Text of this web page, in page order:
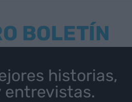
BOLETÍN
historias,
entrevistas.